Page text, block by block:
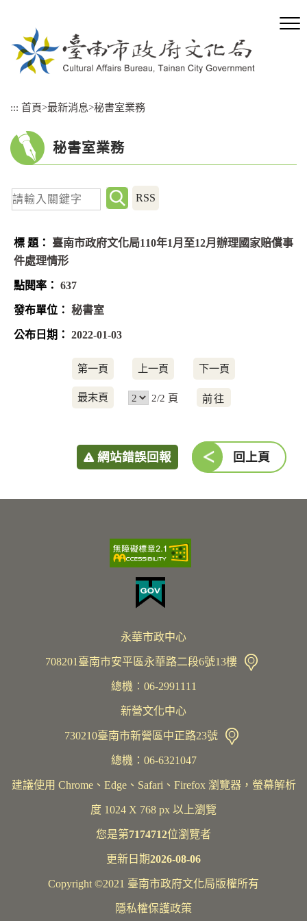
::: 首頁>最新消息>秘書室業務
秘書室業務
關
鍵
查
詢
RSS
臺南市政府文化局110年1月至12月辦理國家賠償事
件處理情形
637
秘書室
2022-01-03
第一頁 上一頁 下一頁
最末頁 2/2 頁
前
網站錯誤回報 回上頁
永華市政中心
708201臺南市安平區永華路二段6號13樓
總機︰06-2991111
新營文化中心
730210臺南市新營區中正路23號
總機：06-6321047
建議使用 Chrome、Edge、Safari、Firefox 瀏覽器，螢幕解析
度 1024 X 768 px 以上瀏覽
您是第7174712位瀏覽者
更新日期2026-08-06
Copyright ©2021 臺南市政府文化局版權所有
隱私權保護政策